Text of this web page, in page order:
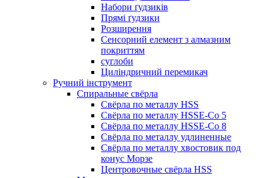
Набори ґудзиків
Прямі ґудзики
Розширення
Сенсорний елемент з алмазним
покриттям
суглоби
Циліндричний перемикач
Ручний інструмент
Спиральные свёрла
Свёрла по металлу HSS
Свёрла по металлу HSSE-Co 5
Свёрла по металлу HSSE-Co 8
Свёрла по металлу удлиненные
Свёрла по металлу хвостовик под
конус Морзе
Центровочные свёрла HSS